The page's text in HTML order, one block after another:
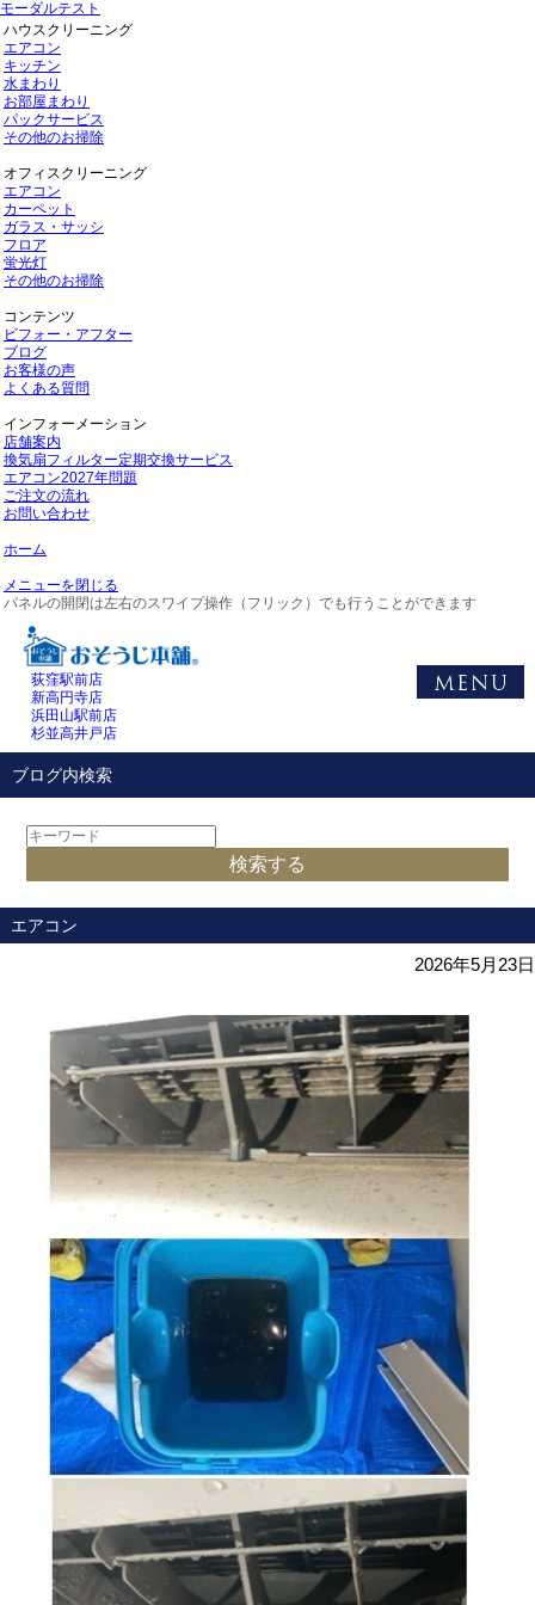
モーダルテスト
ハウスクリーニング
エアコン
キッチン
水まわり
お部屋まわり
パックサービス
その他のお掃除
オフィスクリーニング
エアコン
カーペット
ガラス・サッシ
フロア
蛍光灯
その他のお掃除
コンテンツ
ビフォー・アフター
ブログ
お客様の声
よくある質問
インフォーメーション
店舗案内
換気扇フィルター定期交換サービス
エアコン2027年問題
ご注文の流れ
お問い合わせ
ホーム
メニューを閉じる
パネルの開閉は左右のスワイプ操作（フリック）でも行うことができます
荻窪駅前店
新高円寺店
浜田山駅前店
杉並高井戸店
ブログ内検索
エアコン
2026年5月23日